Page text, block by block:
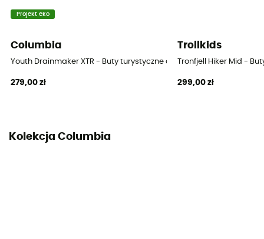
65 % polyuréthane - 35 % polyester recyclé
Projekt eko
Columbia
Youth Drainmaker XTR - Buty turystyczne dla dzieci
279,00 zł
Trollkids
Tronfjell Hiker Mid -
299,00 zł
Kolekcja Columbia